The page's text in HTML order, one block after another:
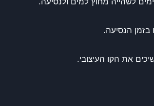
בזמן הנסיעה.
את הקו העיצובי.